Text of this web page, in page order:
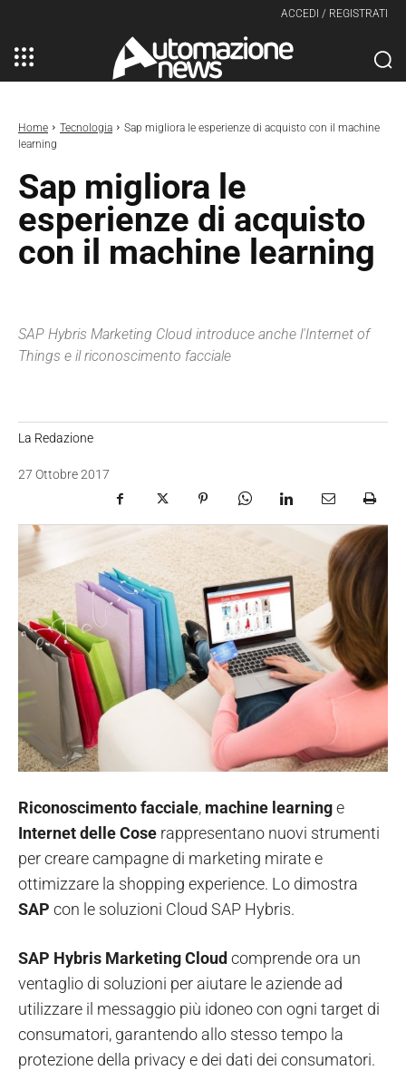
ACCEDI / REGISTRATI
Home Tecnologia
Sap migliora le esperienze di acquisto con il machine
learning
Sap migliora le
esperienze di acquisto
con il machine learning
SAP Hybris Marketing Cloud introduce anche l'Internet of
Things e il riconoscimento facciale
La Redazione
27 Ottobre 2017
Riconoscimento facciale, machine learninge
Internet delle Cose rappresentano nuovi strumenti
per creare campagne di marketing mirate e
ottimizzare la shopping experience. Lo dimostra
SAP con le soluzioni Cloud SAP Hybris.
SAP Hybris Marketing Cloud comprende ora un
ventaglio di soluzioni per aiutare le aziende ad
utilizzare il messaggio più idoneo con ogni target di
consumatori, garantendo allo stesso tempo la
protezione della privacy e dei dati dei consumatori.